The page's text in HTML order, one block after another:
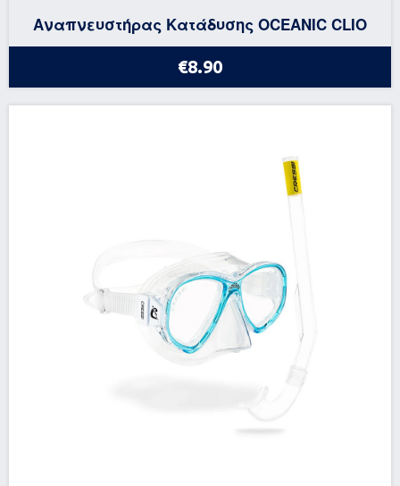
Αναπνευστήρας Κατάδυσης OCEANIC CLIO
€8.90